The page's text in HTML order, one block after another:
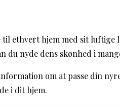
ethvert hjem med sit luftige
du nyde dens skønhed i
om at passe din
i dit hjem.